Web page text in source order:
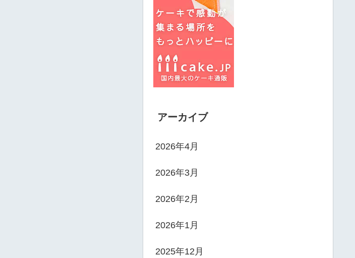
アーカイブ
2026年4月
2026年3月
2026年2月
2026年1月
2025年12月